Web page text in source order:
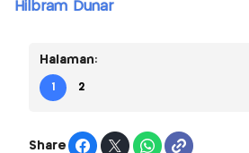
Hilbram Dunar
Halaman:
1 2
Share